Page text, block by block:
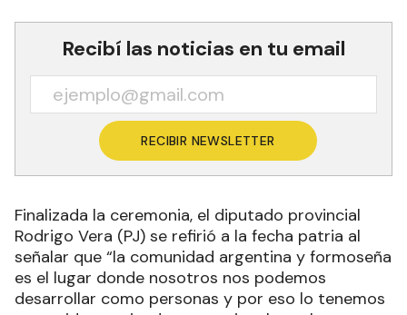
Recibí las noticias en tu email
RECIBIR NEWSLETTER
Finalizada la ceremonia, el diputado provincial
Rodrigo Vera (PJ) se refirió a la fecha patria al
señalar que “la comunidad argentina y formoseña
es el lugar donde nosotros nos podemos
desarrollar como personas y por eso lo tenemos